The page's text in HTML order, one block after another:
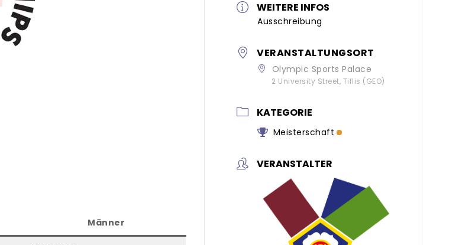
Männer
WEITERE INFOS
Ausschreibung
VERANSTALTUNGSORT
Olympic Sports Palace
2 University Street, Tiflis (GEO)
KATEGORIE
Meisterschaft
VERANSTALTER